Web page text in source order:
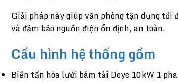
Giải pháp này giúp văn phòng tận dụng
và đảm bảo nguồn điện ổn định, an toàn.
Cấu hình hệ thống gồm
Biến tần hòa lưới bám tải Deye 10kW 1